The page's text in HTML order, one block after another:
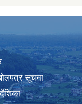
सूचना